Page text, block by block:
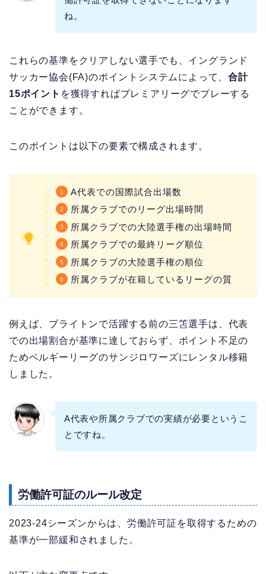
ね。
これらの基準をクリアしない選手でも、イングランド
サッカー協会(FA)のポイントシステムによって、合計
15ポイント を獲得すればプレミアリーグでプレーする
ことができます。
このポイントは以下の要素で構成されます。
A代表での国際試合出場数
所属クラブでのリーグ出場時間
所属クラブでの大陸選手権の出場時間
所属クラブでの最終リーグ順位
所属クラブの大陸選手権の順位
所属クラブが在籍しているリーグの質
例えば、ブライトンで活躍する前の三笘選手は、代表
での出場割合が基準に達しておらず、ポイント不足の
ためベルギーリーグのサンジロワーズにレンタル移籍
しました。
A代表や所属クラブでの実績が必要というこ
とですね。
労働許可証のルール改定
2023-24シーズンからは、労働許可証を取得するための
基準が一部緩和されました。